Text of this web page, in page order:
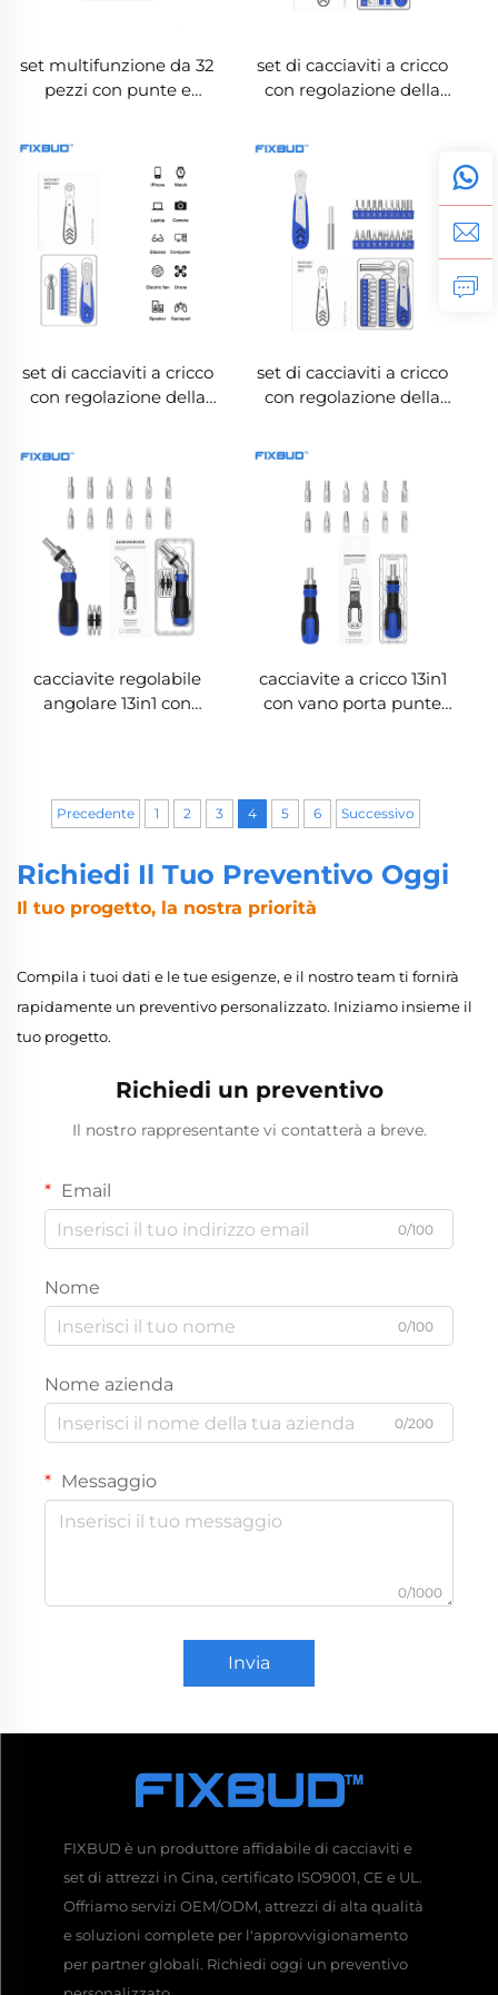
set multifunzione da 32
pezzi con punte e
set di cacciaviti a cricco
con regolazione della
set di cacciaviti a cricco
con regolazione della
set di cacciaviti a cricco
con regolazione della
cacciavite regolabile
angolare 13in1 con
cacciavite a cricco 13in1
con vano porta punte
Precedente 1 2 3 4 5 6 Successivo
Richiedi Il Tuo Preventivo Oggi
Il tuo progetto, la nostra priorità
Compila i tuoi dati e le tue esigenze, e il nostro team ti fornirà
rapidamente un preventivo personalizzato. Iniziamo insieme il
tuo progetto.
Richiedi un preventivo
Il nostro rappresentante vi contatterà a breve.
Email
0/100
Nome
0/100
Nome azienda
0/200
Messaggio
0/1000
Invia
FIXBUD è un produttore affidabile di cacciaviti e
set di attrezzi in Cina, certificato ISO9001, CE e UL.
Offriamo servizi OEM/ODM, attrezzi di alta qualità
e soluzioni complete per l'approvvigionamento
per partner globali. Richiedi oggi un preventivo